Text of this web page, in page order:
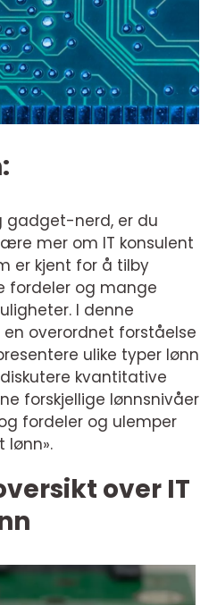
gadget-nerd, er du
mer om IT konsulent
er kjent for å tilby
fordeler og mange
I denne
overordnet forståelse
ulike typer lønn
kvantitative
forskjellige lønnsnivåer
fordeler og ulemper
lønn».
over IT